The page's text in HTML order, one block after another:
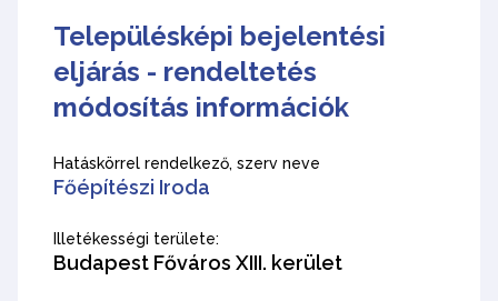
Településképi bejelentési
eljárás - rendeltetés
módosítás információk
Hatáskörrel rendelkező, szerv neve
Főépítészi Iroda
Illetékességi területe:
Budapest Főváros XIII. kerület